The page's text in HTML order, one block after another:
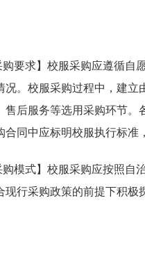
要求】校服采购应遵循自
况。校服采购过程中，建
售后服务等选用采购环节
合同中应标明校服执行标准
模式】校服采购应按照自
现行采购政策的前提下积极